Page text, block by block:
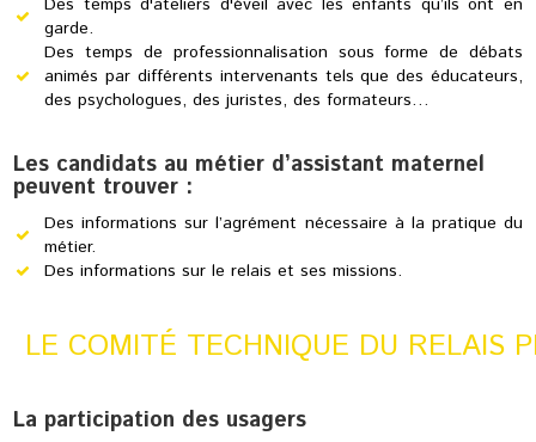
garde.
Des temps de professionnalisation sous forme de débats
animés par différents intervenants tels que des éducateurs,
des psychologues, des juristes, des formateurs…
Les candidats au métier d’assistant maternel
peuvent trouver :
Des informations sur l’agrément nécessaire à la pratique du
métier.
Des informations sur le relais et ses missions.
LE COMITÉ TECHNIQUE DU RELAIS
La participation des usagers